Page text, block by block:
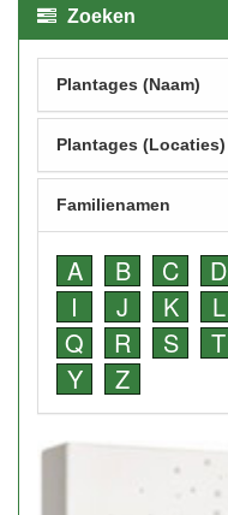
Zoeken
Plantages (Naam)
Plantages (Locaties)
Familienamen
A B C D
I
J K L
Q
R S T
Y
Z